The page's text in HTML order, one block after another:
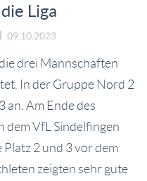
Liga
09.10.2023
drei Mannschaften
In der Gruppe Nord 2
an. Am Ende des
dem VfL Sindelfingen
2 und 3 vor dem
zeigten sehr gute